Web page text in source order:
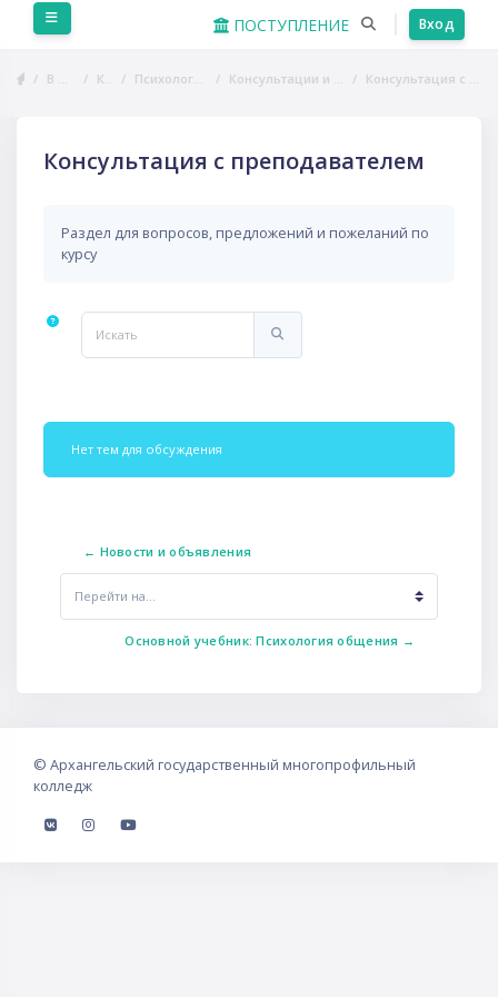
Перейти к основному содержанию
ПОСТУПЛЕНИЕ Вход
В начало Курсы Психология общения Консультации и взаимодействие Консультация с преподавателем
Консультация с преподавателем
Раздел для вопросов, предложений и пожеланий по
курсу
Искать
Нет тем для обсуждения
← Новости и объявления
Перейти на...
Основной учебник: Психология общения →
© Архангельский государственный многопрофильный
колледж